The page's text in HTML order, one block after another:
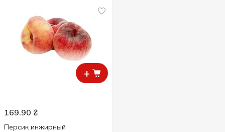
+
169.90 ₴
Персик инжирный